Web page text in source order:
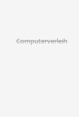
Computerverleih